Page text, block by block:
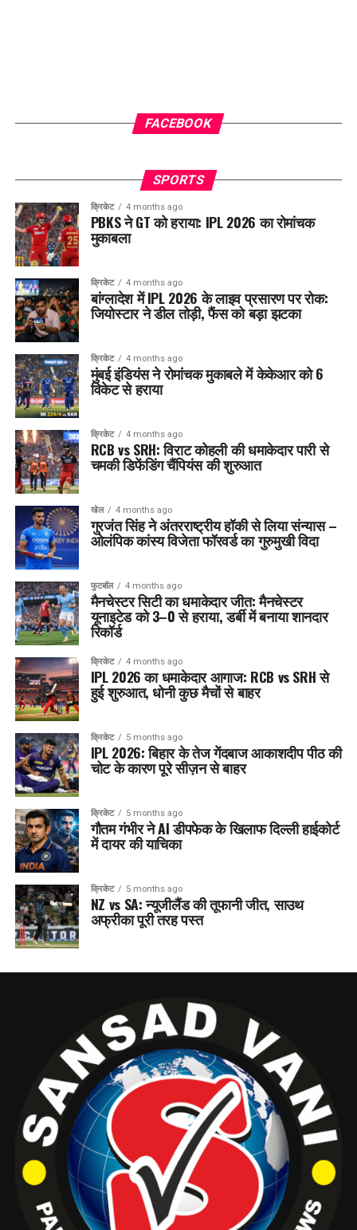
FACEBOOK
SPORTS
क्रिकेट 4 months ago
PBKS ने GT को हराया: IPL 2026 का रोमांचक
मुकाबला
क्रिकेट 4 months ago
बांग्लादेश में IPL 2026 के लाइव प्रसारण पर रोक:
जियोस्टार ने डील तोड़ी, फैंस को बड़ा झटका
क्रिकेट 4 months ago
मुंबई इंडियंस ने रोमांचक मुकाबले में केकेआर को 6
विकेट से हराया
क्रिकेट 4 months ago
RCB vs SRH: विराट कोहली की धमाकेदार पारी से
चमकी डिफेंडिंग चैंपियंस की शुरुआत
खेल 4 months ago
गुरजंत सिंह ने अंतरराष्ट्रीय हॉकी से लिया संन्यास –
ओलंपिक कांस्य विजेता फॉरवर्ड का गुरुमुखी विदा
फुटबॉल 4 months ago
मैनचेस्टर सिटी का धमाकेदार जीत: मैनचेस्टर
यूनाइटेड को 3–0 से हराया, डर्बी में बनाया शानदार
रिकॉर्ड
क्रिकेट 4 months ago
IPL 2026 का धमाकेदार आगाज: RCB vs SRH से
हुई शुरुआत, धोनी कुछ मैचों से बाहर
क्रिकेट 5 months ago
IPL 2026: बिहार के तेज गेंदबाज आकाशदीप पीठ की
चोट के कारण पूरे सीज़न से बाहर
क्रिकेट 5 months ago
गौतम गंभीर ने AI डीपफेक के खिलाफ दिल्ली हाईकोर्ट
में दायर की याचिका
क्रिकेट 5 months ago
NZ vs SA: न्यूजीलैंड की तूफानी जीत, साउथ
अफ्रीका पूरी तरह पस्त